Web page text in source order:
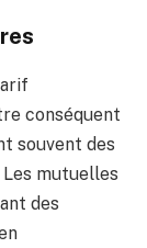
conséquent
souvent des
mutuelles
des